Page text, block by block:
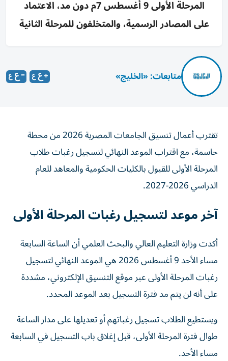
المرحلة الأولى 9 أغسطس 7م دون مد، الاعتماد
على المصادر الرسمية، والمتخلفون للمرحلة الثانية
متابعات: «الخليج»
حاسمة، مع اقتراب الموعد النهائي لتسجيل رغبات طلاب
المرحلة الأولى للقبول بالكليات الحكومية والمعاهد للعام
الدراسي 2026-2027.
آخر موعد لتسجيل رغبات المرحلة الأولى
أكدت وزارة التعليم العالي والبحث العلمي أن الساعة السابعة
مساء الأحد 9 أغسطس 2026 هي الموعد النهائي لتسجيل
رغبات المرحلة الأولى عبر موقع التنسيق الإلكتروني، مشددة
على أنه لن يتم مد فترة التسجيل بعد الموعد المحدد.
ويستطيع الطلاب تسجيل رغباتهم أو تعديلها على مدار الساعة
طوال فترة المرحلة الأولى، قبل إغلاق باب التسجيل في السابعة
مساء الأحد.